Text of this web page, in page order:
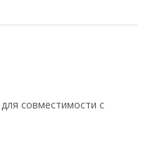
совместимости с